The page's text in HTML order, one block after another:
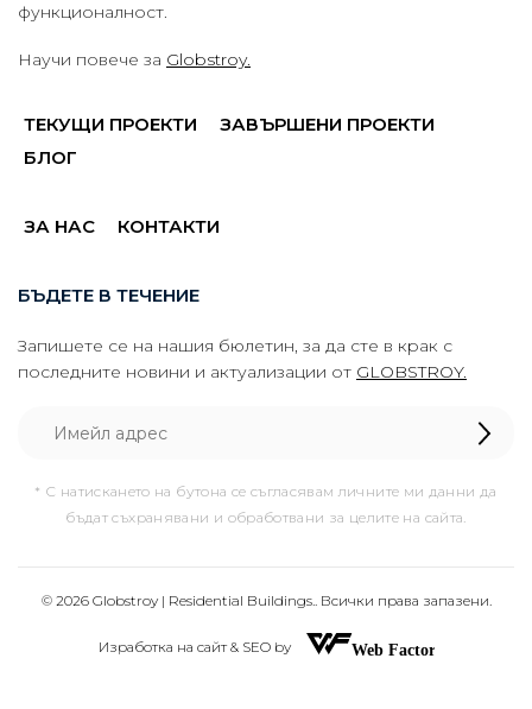
функционалност.
Научи повече за Globstroy.
ТЕКУЩИ ПРОЕКТИ
ЗАВЪРШЕНИ ПРОЕКТИ
БЛОГ
ЗА НАС КОНТАКТИ
БЪДЕТЕ В ТЕЧЕНИЕ
Запишете се на нашия бюлетин, за да сте в крак с
последните новини и актуализации от GLOBSTROY.
* С натискането на бутона се съгласявам личните ми данни да
бъдат съхранявани и обработвани за целите на сайта.
© 2026 Globstroy | Residential Buildings.. Всички права запазени.
Изработка на сайт & SEO by